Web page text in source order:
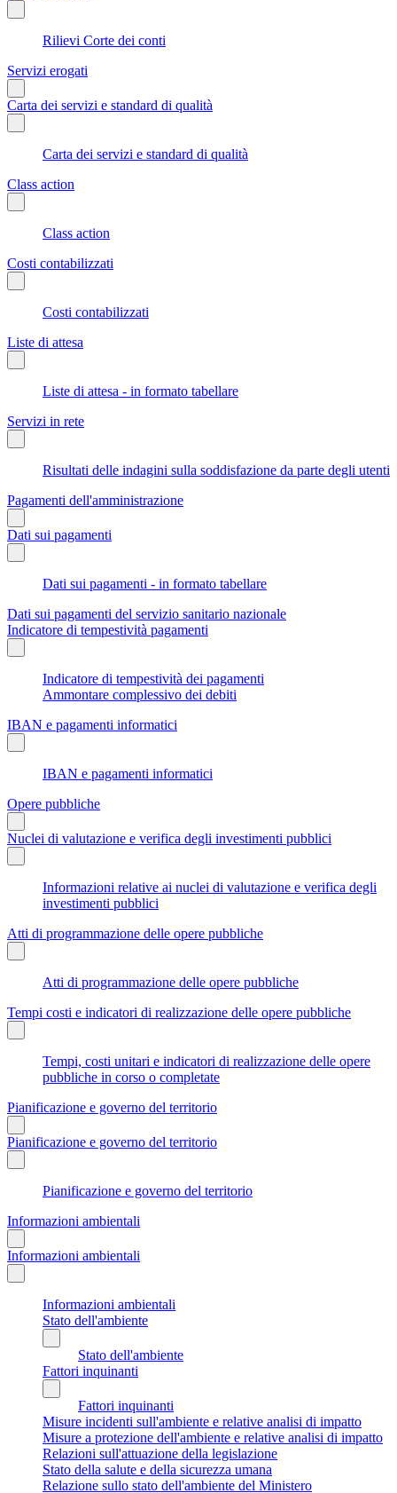
Rilievi Corte dei conti
Servizi erogati
Carta dei servizi e standard di qualità
Carta dei servizi e standard di qualità
Class action
Class action
Costi contabilizzati
Costi contabilizzati
Liste di attesa
Liste di attesa - in formato tabellare
Servizi in rete
Risultati delle indagini sulla soddisfazione da parte degli utenti
Pagamenti dell'amministrazione
Dati sui pagamenti
Dati sui pagamenti - in formato tabellare
Dati sui pagamenti del servizio sanitario nazionale
Indicatore di tempestività pagamenti
Indicatore di tempestività dei pagamenti
Ammontare complessivo dei debiti
IBAN e pagamenti informatici
IBAN e pagamenti informatici
Opere pubbliche
Nuclei di valutazione e verifica degli investimenti pubblici
Informazioni relative ai nuclei di valutazione e verifica degli
investimenti pubblici
Atti di programmazione delle opere pubbliche
Atti di programmazione delle opere pubbliche
Tempi costi e indicatori di realizzazione delle opere pubbliche
Tempi, costi unitari e indicatori di realizzazione delle opere
pubbliche in corso o completate
Pianificazione e governo del territorio
Pianificazione e governo del territorio
Pianificazione e governo del territorio
Informazioni ambientali
Informazioni ambientali
Informazioni ambientali
Stato dell'ambiente
Stato dell'ambiente
Fattori inquinanti
Fattori inquinanti
Misure incidenti sull'ambiente e relative analisi di impatto
Misure a protezione dell'ambiente e relative analisi di impatto
Relazioni sull'attuazione della legislazione
Stato della salute e della sicurezza umana
Relazione sullo stato dell'ambiente del Ministero